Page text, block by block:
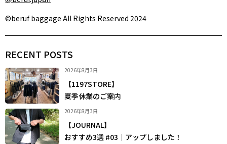
©beruf baggage All Rights Reserved 2024
RECENT POSTS
2026年8月3日
【1197STORE】
夏季休業のご案内
2026年8月3日
【JOURNAL】
おすすめ3選 #03｜アップしました！